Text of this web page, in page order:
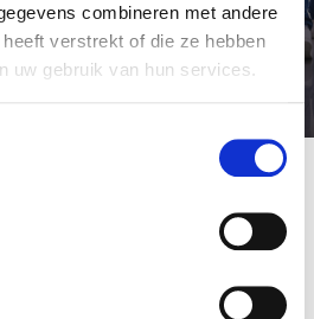
combineren met andere
verstrekt of die ze hebben
uw gebruik van hun services.
ICT